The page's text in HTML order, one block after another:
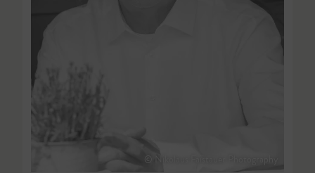
© Nikolaus Faistauer Photography